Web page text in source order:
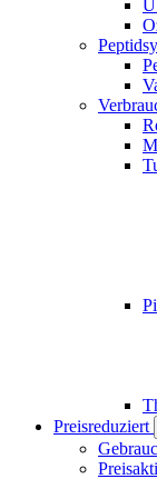
Preisreduziert